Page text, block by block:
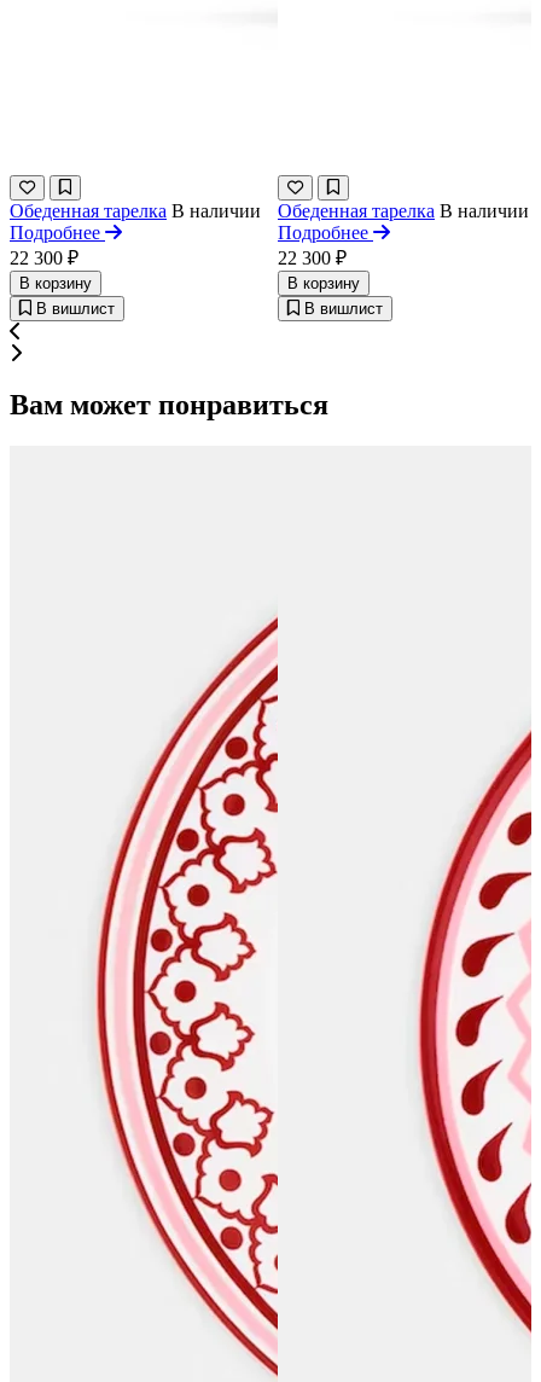
Обеденная тарелка В наличии
Подробнее
22 300 ₽
В корзину
В вишлист
Обеденная тарелка В наличии
Подробнее
22 300 ₽
В корзину
В вишлист
Вам может понравиться